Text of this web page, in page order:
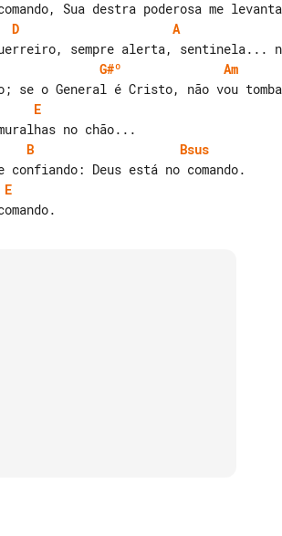
D
A
G#º
Am
E
B
Bsus
E